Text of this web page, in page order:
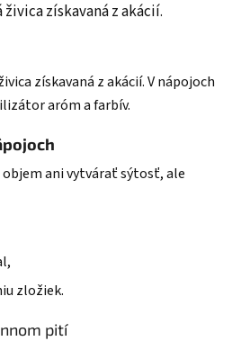
získavaná z akácií.
získavaná z akácií. V nápojoch
aróm a farbív.
ani vytvárať sýtosť, ale
zložiek.
pití